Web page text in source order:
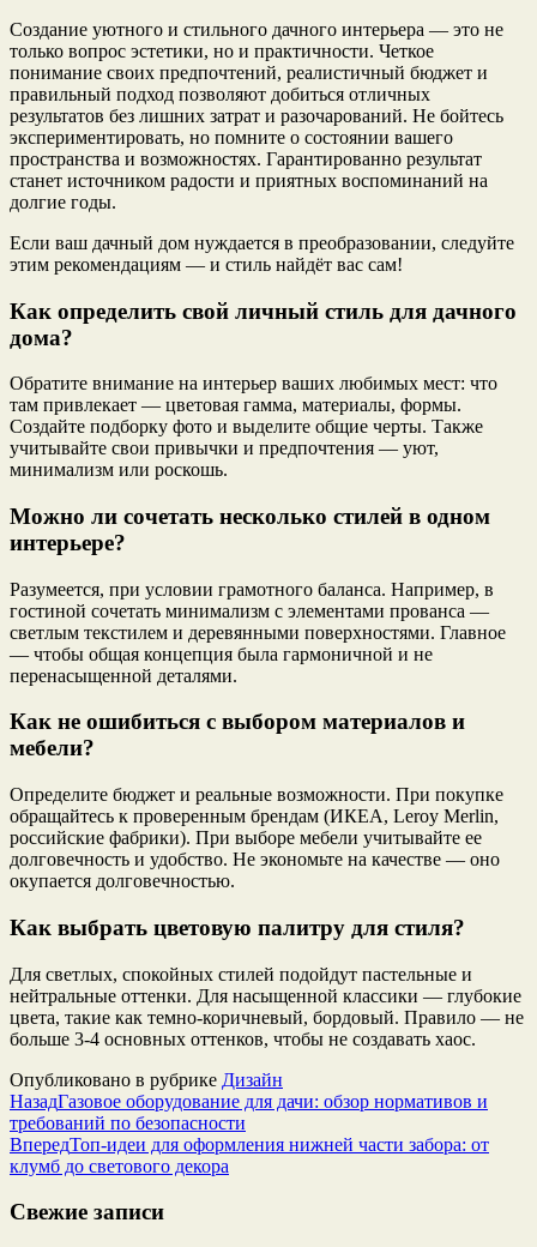
Создание уютного и стильного дачного интерьера — это не
только вопрос эстетики, но и практичности. Четкое
понимание своих предпочтений, реалистичный бюджет и
правильный подход позволяют добиться отличных
результатов без лишних затрат и разочарований. Не бойтесь
экспериментировать, но помните о состоянии вашего
пространства и возможностях. Гарантированно результат
станет источником радости и приятных воспоминаний на
долгие годы.
Если ваш дачный дом нуждается в преобразовании, следуйте
этим рекомендациям — и стиль найдёт вас сам!
Как определить свой личный стиль для дачного
дома?
Обратите внимание на интерьер ваших любимых мест: что
там привлекает — цветовая гамма, материалы, формы.
Создайте подборку фото и выделите общие черты. Также
учитывайте свои привычки и предпочтения — уют,
минимализм или роскошь.
Можно ли сочетать несколько стилей в одном
интерьере?
Разумеется, при условии грамотного баланса. Например, в
гостиной сочетать минимализм с элементами прованса —
светлым текстилем и деревянными поверхностями. Главное
— чтобы общая концепция была гармоничной и не
перенасыщенной деталями.
Как не ошибиться с выбором материалов и
мебели?
Определите бюджет и реальные возможности. При покупке
обращайтесь к проверенным брендам (ИКЕА, Leroy Merlin,
российские фабрики). При выборе мебели учитывайте ее
долговечность и удобство. Не экономьте на качестве — оно
окупается долговечностью.
Как выбрать цветовую палитру для стиля?
Для светлых, спокойных стилей подойдут пастельные и
нейтральные оттенки. Для насыщенной классики — глубокие
цвета, такие как темно-коричневый, бордовый. Правило — не
больше 3-4 основных оттенков, чтобы не создавать хаос.
Опубликовано в рубрике Дизайн
НазадГазовое оборудование для дачи: обзор нормативов и
требований по безопасности
ВпередТоп-идеи для оформления нижней части забора: от
клумб до светового декора
Свежие записи